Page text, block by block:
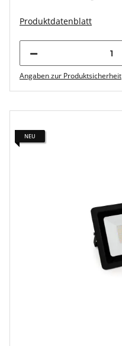
Produktdatenblatt
Angaben zur Produktsicherheit
NEU